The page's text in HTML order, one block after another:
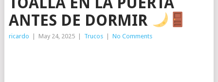
ANTES DE DORMIR
ricardo | May 24, 2025 | Trucos | No Comments